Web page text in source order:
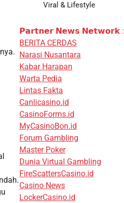
Viral & Lifestyle
𝗣𝗮𝗿𝘁𝗻𝗲𝗿 𝗡𝗲𝘄𝘀 𝗡𝗲𝘁𝘄𝗼𝗿𝗸 :
BERITA CERDAS
Narasi Nusantara
Kabar Harapan
Warta Pedia
Lintas Fakta
Canlicasino.id
CasinoForms.id
MyCasinoBon.id
Forum Gambling
Master Poker
Dunia Virtual Gambling
FireScattersCasino.id
Casino News
LockerCasino.id